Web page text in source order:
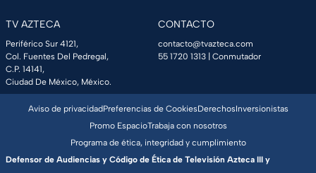
TV AZTECA
Periférico Sur 4121,
Col. Fuentes Del Pedregal,
C.P. 14141,
Ciudad De México, México.
CONTACTO
contacto@tvazteca.com
55 1720 1313 | Conmutador
Aviso de privacidadPreferencias de CookiesDerechosInversionistas
Promo EspacioTrabaja con nosotros
Programa de ética, integridad y cumplimiento
Defensor de Audiencias y Código de Ética de Televisión Azteca III y